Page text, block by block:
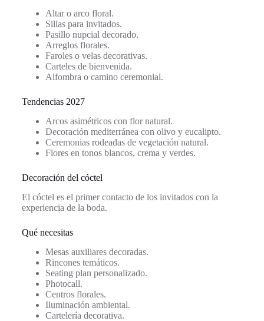
Altar o arco floral.
Sillas para invitados.
Pasillo nupcial decorado.
Arreglos florales.
Faroles o velas decorativas.
Carteles de bienvenida.
Alfombra o camino ceremonial.
Tendencias 2027
Arcos asimétricos con flor natural.
Decoración mediterránea con olivo y eucalipto.
Ceremonias rodeadas de vegetación natural.
Flores en tonos blancos, crema y verdes.
Decoración del cóctel
El cóctel es el primer contacto de los invitados con la
experiencia de la boda.
Qué necesitas
Mesas auxiliares decoradas.
Rincones temáticos.
Seating plan personalizado.
Photocall.
Centros florales.
Iluminación ambiental.
Cartelería decorativa.